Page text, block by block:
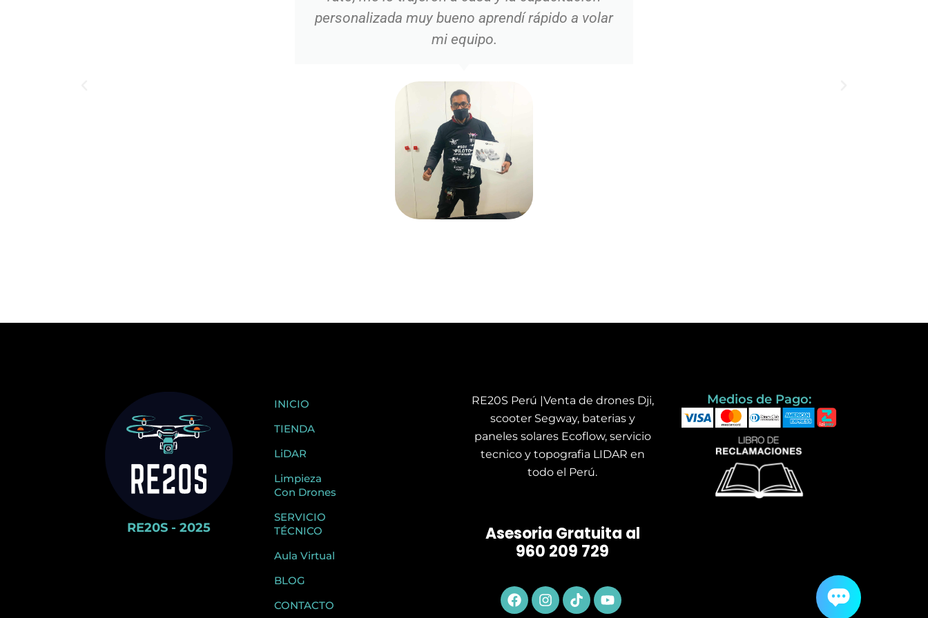
personalizada muy bueno aprendí rápido a volar
mi equipo.
RE20S - 2025
INICIO
TIENDA
LiDAR
Limpieza
Con Drones
SERVICIO
TÉCNICO
Aula Virtual
BLOG
CONTACTO
RE20S Perú |Venta de drones Dji,
scooter Segway, baterias y
paneles solares Ecoflow, servicio
tecnico y topografia LIDAR en
todo el Perú.
Asesoria Gratuita al
960 209 729
Facebook
Instagram
TiktokYoutube
Medios de Pago: